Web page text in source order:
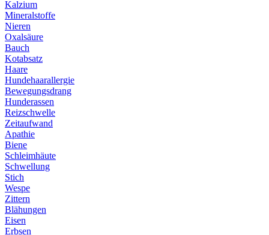
Kalzium
Mineralstoffe
Nieren
Oxalsäure
Bauch
Kotabsatz
Haare
Hundehaarallergie
Bewegungsdrang
Hunderassen
Reizschwelle
Zeitaufwand
Apathie
Biene
Schleimhäute
Schwellung
Stich
Wespe
Zittern
Blähungen
Eisen
Erbsen